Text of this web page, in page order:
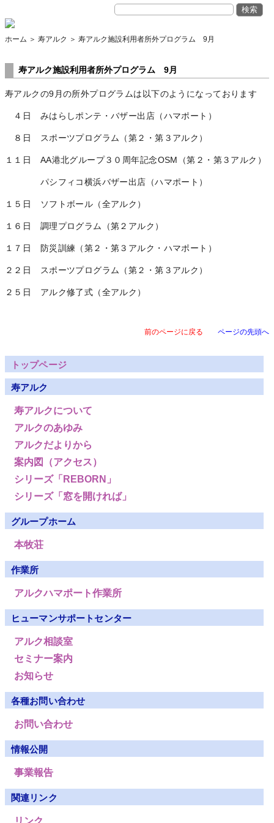
ホーム ＞ 寿アルク ＞ 寿アルク施設利用者所外プログラム 9月
寿アルク施設利用者所外プログラム 9月
寿アルクの9月の所外プログラムは以下のようになっております
４日 みはらしポンテ・バザー出店（ハマポート）
８日 スポーツプログラム（第２・第３アルク）
１１日 AA港北グループ３０周年記念OSM（第２・第３アルク）
パシフィコ横浜バザー出店（ハマポート）
１５日 ソフトボール（全アルク）
１６日 調理プログラム（第２アルク）
１７日 防災訓練（第２・第３アルク・ハマポート）
２２日 スポーツプログラム（第２・第３アルク）
２５日 アルク修了式（全アルク）
前のページに戻る ページの先頭へ
トップページ
寿アルク
寿アルクについて
アルクのあゆみ
アルクだよりから
案内図（アクセス）
シリーズ「REBORN」
シリーズ「窓を開ければ」
グループホーム
本牧荘
作業所
アルクハマポート作業所
ヒューマンサポートセンター
アルク相談室
セミナー案内
お知らせ
各種お問い合わせ
お問い合わせ
情報公開
事業報告
関連リンク
リンク